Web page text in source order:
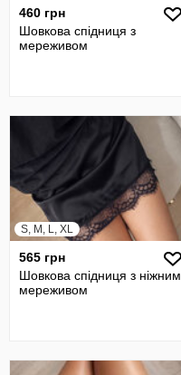
460 грн
Шовкова спідниця з
мереживом
S, M, L, XL
565 грн
Шовкова спідниця з ніжним
мереживом